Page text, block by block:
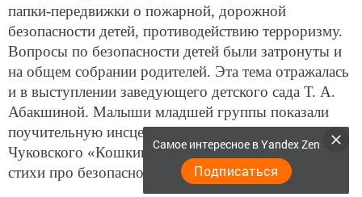
папки-передвижки о пожарной, дорожной
безопасности детей, противодействию терроризму.
Вопросы по безопасности детей были затронуты и
на общем собрании родителей. Эта тема отражалась
и в выступлении заведующего детского сада Т. А.
Абакшиной. Малыши младшей группы показали
поучительную инсценировку по сказке Корнея
Чуковского «Кошкин дом». Прозвучали песни,
стихи про безопасность и о мире на земле.
Самое интересное в Yandex Zen
Подписаться